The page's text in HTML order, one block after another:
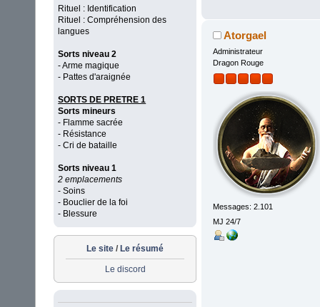
Rituel : Identification
Rituel : Compréhension des
langues
Sorts niveau 2
- Arme magique
- Pattes d'araignée
SORTS DE PRETRE 1
Sorts mineurs
- Flamme sacrée
- Résistance
- Cri de bataille
Sorts niveau 1
2 emplacements
- Soins
- Bouclier de la foi
- Blessure
Le site / Le résumé
Le discord
Atorgael
Administrateur
Dragon Rouge
Messages: 2.101
MJ 24/7